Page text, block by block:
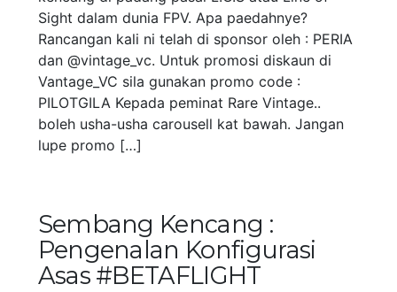
Sight dalam dunia FPV. Apa paedahnye?
Rancangan kali ni telah di sponsor oleh : PERIA
dan @vintage_vc. Untuk promosi diskaun di
Vantage_VC sila gunakan promo code :
PILOTGILA Kepada peminat Rare Vintage..
boleh usha-usha carousell kat bawah. Jangan
lupe promo […]
Sembang Kencang :
Pengenalan Konfigurasi
Asas #BETAFLIGHT